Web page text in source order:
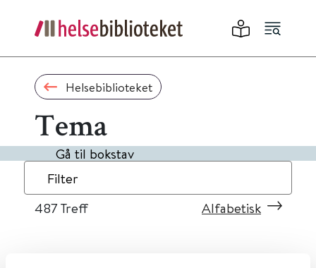
Helsebiblioteket
Tema
Gå til bokstav
Filter
487Treff Alfabetisk